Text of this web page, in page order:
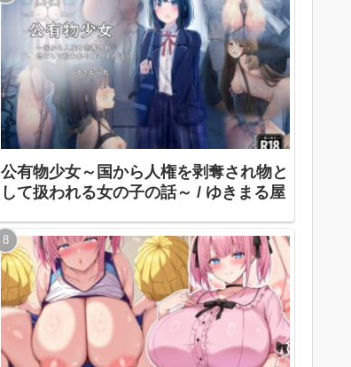
公有物少女～国から人権を剥奪され物と
して扱われる女の子の話～ / ゆきまる屋